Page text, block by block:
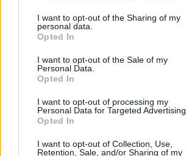
I want to opt-out of the Sharing of my
personal data.
Opted In
I want to opt-out of the Sale of my
Personal Data.
Opted In
I want to opt-out of processing my
Personal Data for Targeted Advertising.
Opted In
I want to opt-out of Collection, Use,
Retention, Sale, and/or Sharing of my
Autore
Redazione Fantacalcio.it